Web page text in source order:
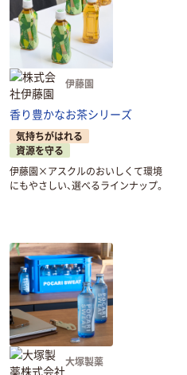
伊藤園
香り豊かなお茶シリーズ
気持ちがはれる
資源を守る
伊藤園×アスクルのおいしくて環境
にもやさしい、選べるラインナップ。
大塚製薬